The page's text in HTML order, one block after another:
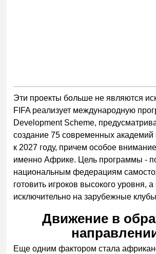
Эти проекты больше не являются
FIFA реализует международную
Development Scheme,
создание 75 современных
к 2027 году, причем особое
именно Африке. Цель программы -
национальным федерациям
готовить игроков высокого уровня, а
исключительно на зарубежные
Движение в
Еще одним фактором стала